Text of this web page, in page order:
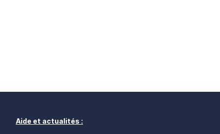
Aide et actualités :